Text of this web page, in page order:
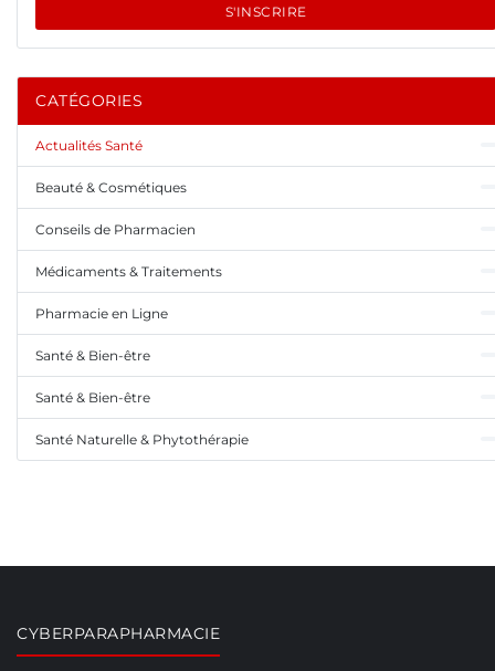
S'INSCRIRE
CATÉGORIES
Actualités Santé
Beauté & Cosmétiques
Conseils de Pharmacien
Médicaments & Traitements
Pharmacie en Ligne
Santé & Bien-être
Santé & Bien-être
Santé Naturelle & Phytothérapie
CYBERPARAPHARMACIE